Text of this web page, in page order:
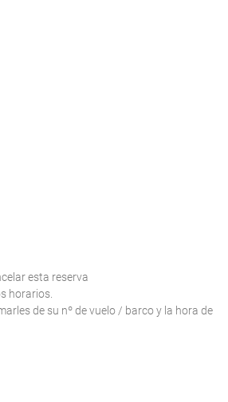
esta reserva
horarios.
de su nº de vuelo / barco y la hora de